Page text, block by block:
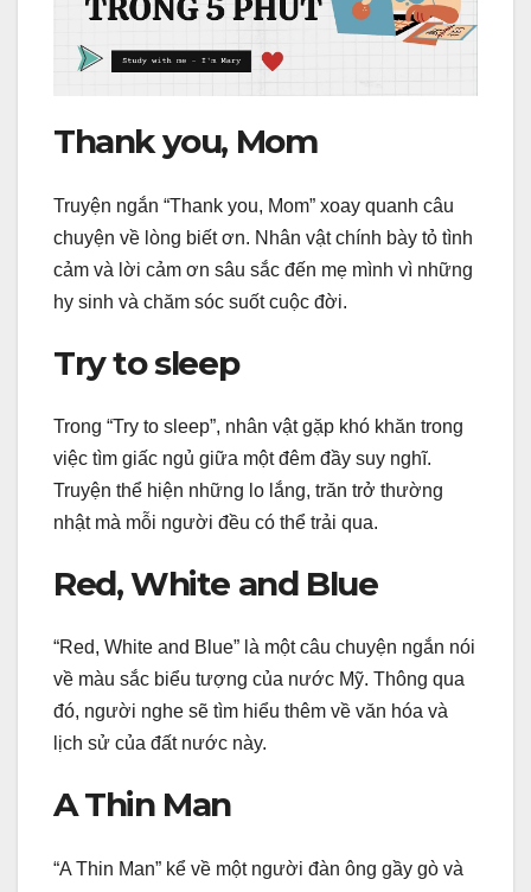
Thank you, Mom
Truyện ngắn “Thank you, Mom” xoay quanh câu
chuyện về lòng biết ơn. Nhân vật chính bày tỏ tình
cảm và lời cảm ơn sâu sắc đến mẹ mình vì những
hy sinh và chăm sóc suốt cuộc đời.
Try to sleep
Trong “Try to sleep”, nhân vật gặp khó khăn trong
việc tìm giấc ngủ giữa một đêm đầy suy nghĩ.
Truyện thể hiện những lo lắng, trăn trở thường
nhật mà mỗi người đều có thể trải qua.
Red, White and Blue
“Red, White and Blue” là một câu chuyện ngắn nói
về màu sắc biểu tượng của nước Mỹ. Thông qua
đó, người nghe sẽ tìm hiểu thêm về văn hóa và
lịch sử của đất nước này.
A Thin Man
“A Thin Man” kể về một người đàn ông gầy gò và